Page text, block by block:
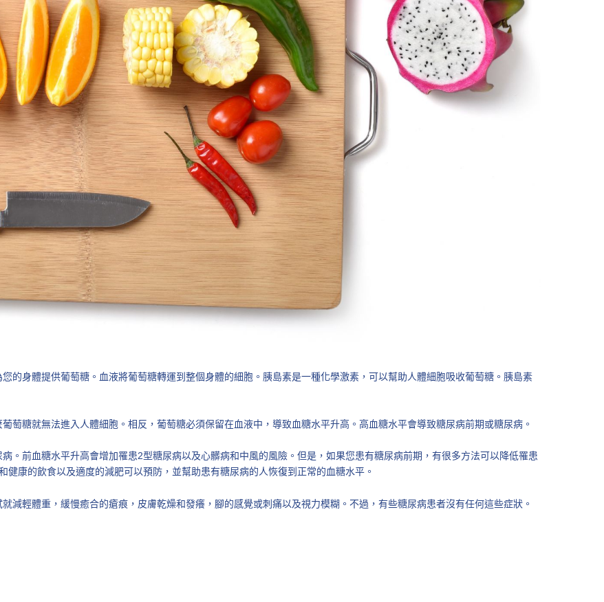
的身體提供葡萄糖。血液將葡萄糖轉運到整個身體的細胞。胰島素是一種化學激素，可以幫助人體細胞吸收葡萄糖。胰島素
萄糖就無法進入人體細胞。相反，葡萄糖必須保留在血液中，導致血糖水平升高。高血糖水平會導致糖尿病前期或糖尿病。
。前血糖水平升高會增加罹患2型糖尿病以及心髒病和中風的風險。但是，如果您患有糖尿病前期，有很多方法可以降低罹患
健康的飲食以及適度的減肥可以預防，並幫助患有糖尿病的人恢復到正常的血糖水平。
減輕體重，緩慢癒合的瘡痕，皮膚乾燥和發癢，腳的感覺或刺痛以及視力模糊。不過，有些糖尿病患者沒有任何這些症狀。